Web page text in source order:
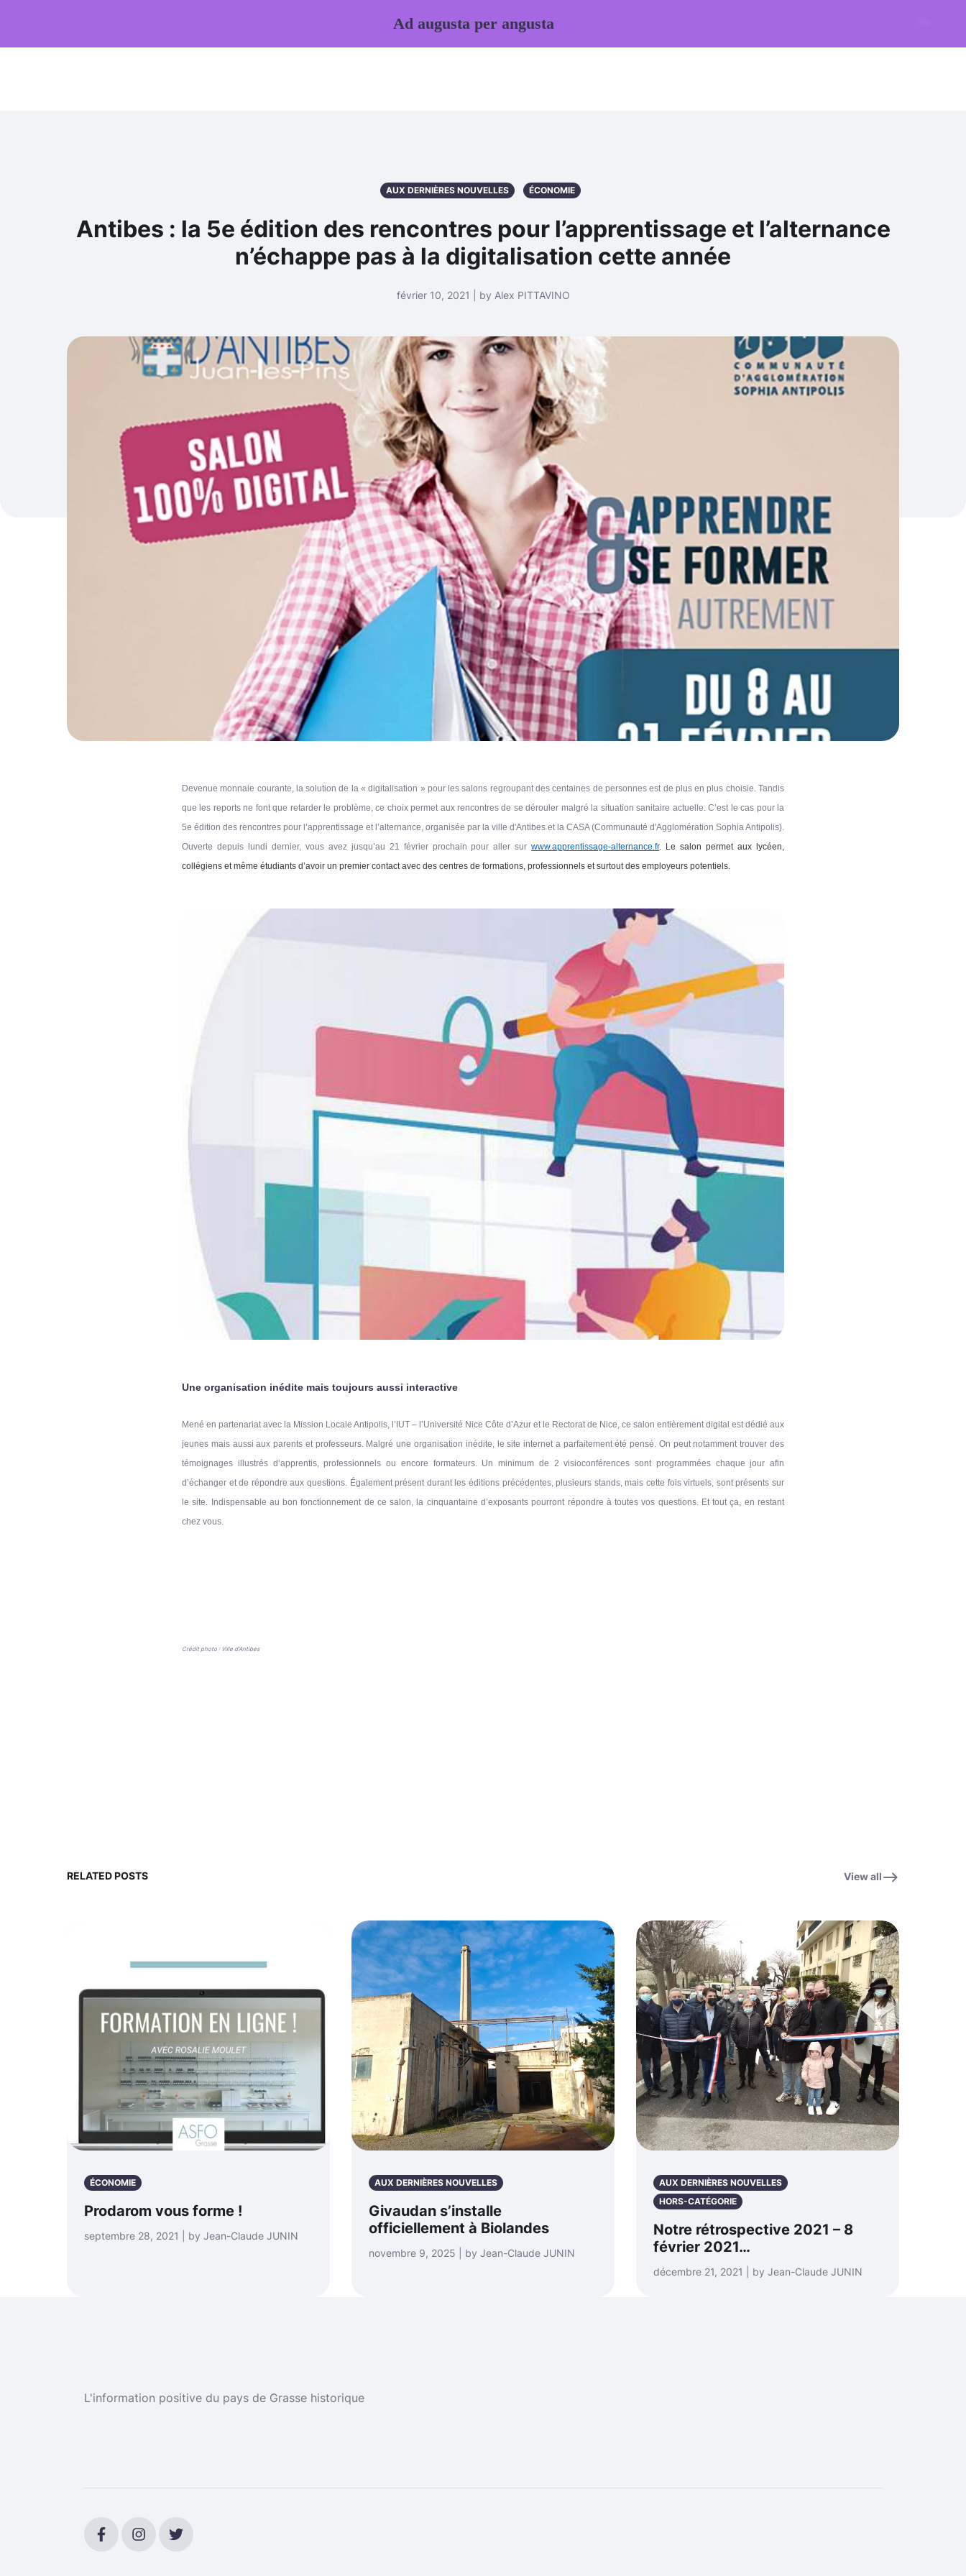
AUX DERNIÈRES NOUVELLES ÉCONOMIE
Antibes : la 5e édition des rencontres pour l’apprentissage et l’alternance
n’échappe pas à la digitalisation cette année
février 10, 2021 | by Alex PITTAVINO
Devenue monnaie courante, la solution de la « digitalisation » pour les salons regroupant des centaines de personnes est de plus en plus choisie. Tandis
que les reports ne font que retarder le problème, ce choix permet aux rencontres de se dérouler malgré la situation sanitaire actuelle. C’est le cas pour la
5e édition des rencontres pour l’apprentissage et l’alternance, organisée par la ville d'Antibes et la CASA (Communauté d'Agglomération Sophia Antipolis).
Ouverte depuis lundi dernier, vous avez jusqu’au 21 février prochain pour aller surwww.apprentissage-alternance.fr. Le salon permet aux lycéen,
collégiens et même étudiants d’avoir un premier contact avec des centres de formations, professionnels et surtout des employeurs potentiels.
Une organisation inédite mais toujours aussi interactive
Mené en partenariat avec la Mission Locale Antipolis, l’IUT – l’Université Nice Côte d’Azur et le Rectorat de Nice, ce salon entièrement digital est dédié aux
jeunes mais aussi aux parents et professeurs. Malgré une organisation inédite, le site internet a parfaitement été pensé. On peut notamment trouver des
témoignages illustrés d’apprentis, professionnels ou encore formateurs. Un minimum de 2 visioconférences sont programmées chaque jour afin
d’échanger et de répondre aux questions. Également présent durant les éditions précédentes, plusieurs stands, mais cette fois virtuels, sont présents sur
le site. Indispensable au bon fonctionnement de ce salon, la cinquantaine d’exposants pourront répondre à toutes vos questions. Et tout ça, en restant
chez vous.
Crédit photo : Ville d'Antibes
RELATED POSTS View all
ÉCONOMIE
Prodarom vous forme !
septembre 28, 2021 | by Jean-Claude JUNIN
AUX DERNIÈRES NOUVELLES
Givaudan s’installe
officiellement à Biolandes
novembre 9, 2025 | by Jean-Claude JUNIN
AUX DERNIÈRES NOUVELLES
HORS-CATÉGORIE
Notre rétrospective 2021 – 8
février 2021…
décembre 21, 2021 | by Jean-Claude JUNIN
L'information positive du pays de Grasse historique
Ad augusta per angusta